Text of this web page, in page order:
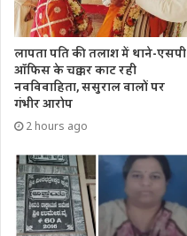
लापता पति की तलाश में थाने-एसपी
ऑफिस के चक्कर काट रही
नवविवाहिता, ससुराल वालों पर
गंभीर आरोप
2 hours ago